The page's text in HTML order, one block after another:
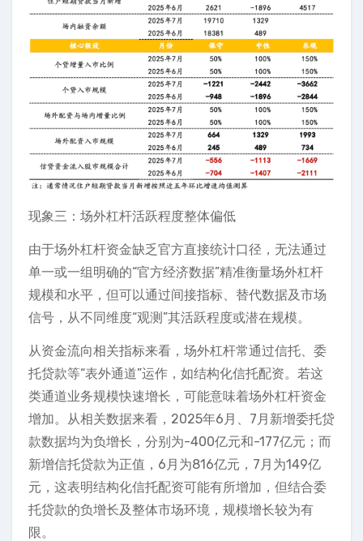
现象三：场外杠杆活跃程度整体偏低
由于场外杠杆资金缺乏官方直接统计口径，无法通过
单一或一组明确的“官方经济数据”精准衡量场外杠杆
规模和水平，但可以通过间接指标、替代数据及市场
信号，从不同维度“观测”其活跃程度或潜在规模。
从资金流向相关指标来看，场外杠杆常通过信托、委
托贷款等“表外通道”运作，如结构化信托配资。若这
类通道业务规模快速增长，可能意味着场外杠杆资金
增加。从相关数据来看，2025年6月、7月新增委托贷
款数据均为负增长，分别为-400亿元和-177亿元；而
新增信托贷款为正值，6月为816亿元，7月为149亿
元，这表明结构化信托配资可能有所增加，但结合委
托贷款的负增长及整体市场环境，规模增长较为有
限。